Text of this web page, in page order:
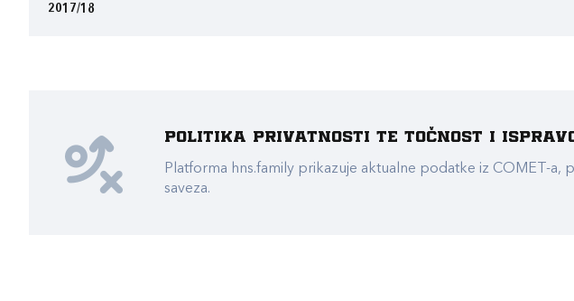
2017/18
Politika privatnosti te točnost i
Platforma hns.family prikazuje aktualne podatke iz COMET-
saveza.